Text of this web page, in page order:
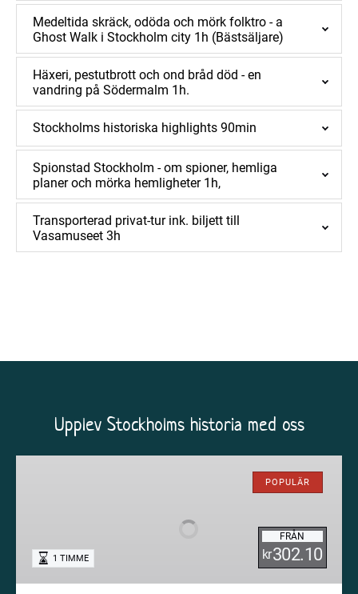
Medeltida skräck, odöda och mörk folktro - a
Ghost Walk i Stockholm city 1h (Bästsäljare)
Häxeri, pestutbrott och ond bråd död - en
vandring på Södermalm 1h.
Stockholms historiska highlights 90min
Spionstad Stockholm - om spioner, hemliga
planer och mörka hemligheter 1h,
Transporterad privat-tur ink. biljett till
Vasamuseet 3h
Upplev Stockholms historia med oss
kontraagenter
och
POPULÄR
FRÅN
kr302.10
1 TIMME